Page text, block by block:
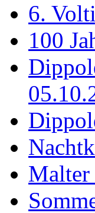
6.
100
Malter